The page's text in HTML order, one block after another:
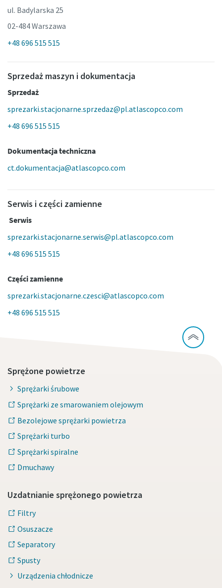
ul. Badylarska 25
02-484 Warszawa
+48 696 515 515
Sprzedaż maszyn i dokumentacja
Sprzedaż
sprezarki.stacjonarne.sprzedaz@pl.atlascopco.com
+48 696 515 515
Dokumentacja techniczna
ct.dokumentacja@atlascopco.com
Serwis i części zamienne
Serwis
sprezarki.stacjonarne.serwis@pl.atlascopco.com
+48 696 515 515
Części zamienne
sprezarki.stacjonarne.czesci@atlascopco.com
+48 696 515 515
Sprężone powietrze
Sprężarki śrubowe
Sprężarki ze smarowaniem olejowym
Bezolejowe sprężarki powietrza
Sprężarki turbo
Sprężarki spiralne
Dmuchawy
Uzdatnianie sprężonego powietrza
Filtry
Osuszacze
Separatory
Spusty
Urządzenia chłodnicze